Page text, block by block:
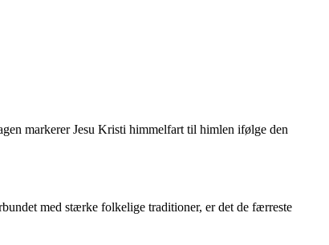
markerer Jesu Kristi himmelfart til himlen ifølge den
med stærke folkelige traditioner, er det de færreste